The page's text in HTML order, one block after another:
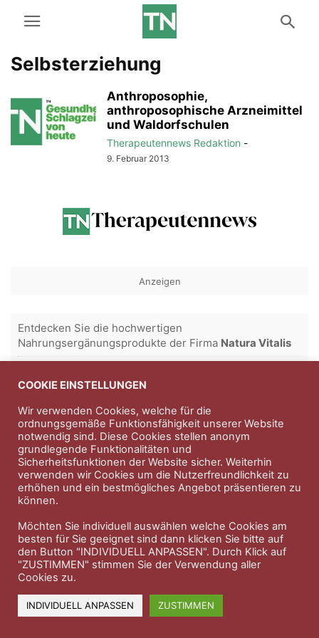
Selbsterziehung
Anthroposophie,
anthroposophische Arzneimittel
und Waldorfschulen
Therapeutennews Redaktion -
9. Februar 2013
Anzeigen
Entdecken Sie die hochwertigen
Nahrungsergänungsprodukte der Firma Natura Vitalis
Versicherungen und Finanzdienstleistungen seit 1986 -
Impressum Nutzungsbedingungen
Datenschutzerklärung Therapeutenkatalog Über uns
COOKIE EINSTELLUNGEN
Wir verwenden Cookies, welche für die
ordnungsgemäße Funktionsfähigkeit unserer Website
notwendig sind. Diese Cookies stellen anonym
grundlegende Funktionalitäten und
Sicherheitsfunktionen der Website sicher. Weiterhin
verwenden wir Cookies um die Nutzerfreundlichkeit zu
erhöhen und ein bestmögliches Angebot präsentieren zu
können.
Möchten Sie individuell auswählen welche Cookies am
besten für Sie geeignet sind dann klicken Sie bitte auf
den Button "INDIVIDUELL ANPASSEN". Durch Klick auf
"ZUSTIMMEN" stimmen Sie der Verwendung aller
Cookies zu.
INDIVIDUELL ANPASSEN ZUSTIMMEN